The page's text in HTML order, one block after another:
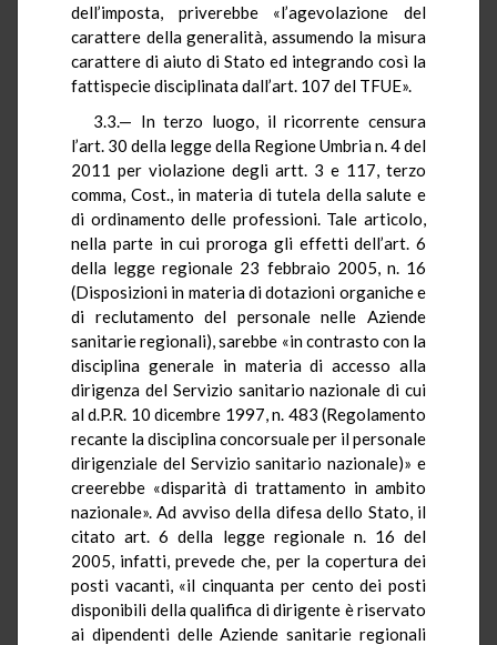
dell’imposta, priverebbe «l’agevolazione del
carattere della generalità, assumendo la misura
carattere di aiuto di Stato ed integrando così la
fattispecie disciplinata dall’art. 107 del TFUE».
3.3.— In terzo luogo, il ricorrente censura
l’art. 30 della legge della Regione Umbria n. 4 del
2011 per violazione degli artt. 3 e 117, terzo
comma, Cost., in materia di tutela della salute e
di ordinamento delle professioni. Tale articolo,
nella parte in cui proroga gli effetti dell’art. 6
della legge regionale 23 febbraio 2005, n. 16
(Disposizioni in materia di dotazioni organiche e
di reclutamento del personale nelle Aziende
sanitarie regionali), sarebbe «in contrasto con la
disciplina generale in materia di accesso alla
dirigenza del Servizio sanitario nazionale di cui
al d.P.R. 10 dicembre 1997, n. 483 (Regolamento
recante la disciplina concorsuale per il personale
dirigenziale del Servizio sanitario nazionale)» e
creerebbe «disparità di trattamento in ambito
nazionale». Ad avviso della difesa dello Stato, il
citato art. 6 della legge regionale n. 16 del
2005, infatti, prevede che, per la copertura dei
posti vacanti, «il cinquanta per cento dei posti
disponibili della qualifica di dirigente è riservato
ai dipendenti delle Aziende sanitarie regionali